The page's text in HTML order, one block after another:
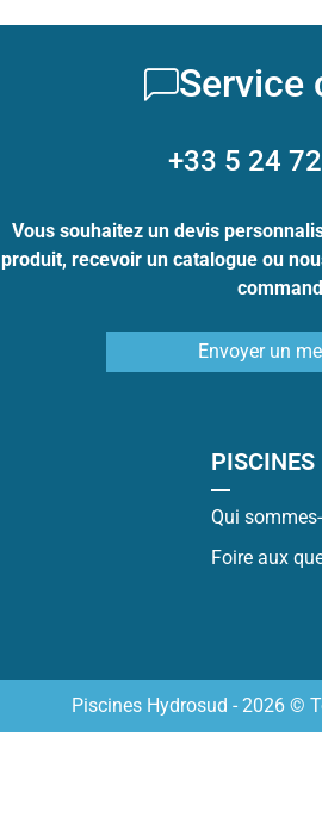
Service
+33 5 24
Vous souhaitez un devis
produit, recevoir un catalogue ou
Envoyer un
Qui
Foire aux
Piscines Hydrosud - 2026 ©